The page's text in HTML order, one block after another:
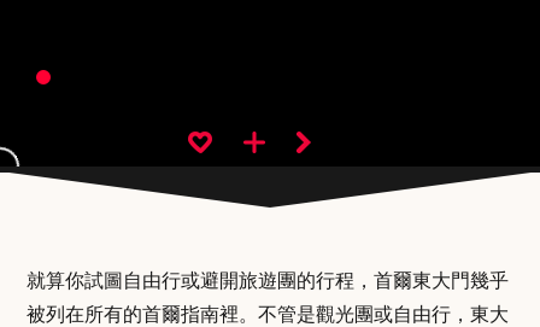
就算你試圖自由行或避開旅遊團的行程，首爾東大門幾乎
被列在所有的首爾指南裡。不管是觀光團或自由行，東大